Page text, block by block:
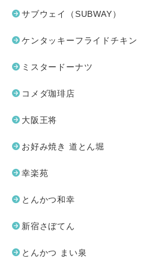
サブウェイ（SUBWAY）
ケンタッキーフライドチキン
ミスタードーナツ
コメダ珈琲店
大阪王将
お好み焼き 道とん堀
幸楽苑
とんかつ和幸
新宿さぼてん
とんかつ まい泉